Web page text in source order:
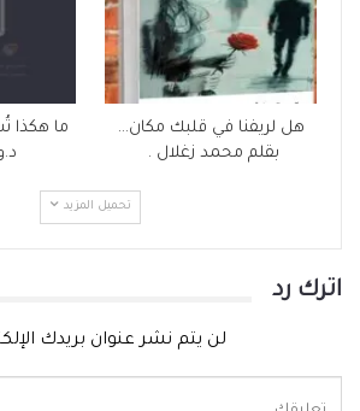
هل لريفنا في قلبك مكان…
بقلم محمد زغلال .
ما هكذا
تحميل المزيد
اترك رد
لن يتم نشر عنوان بريدك